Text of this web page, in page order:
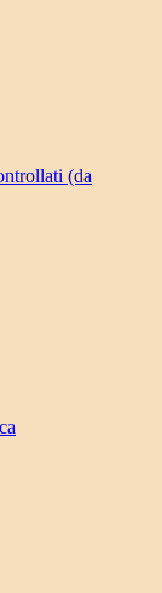
(da